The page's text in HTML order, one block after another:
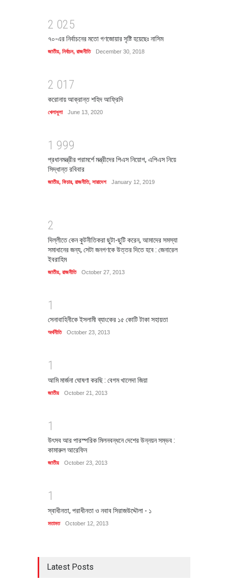
2 025
৭০-এর নির্বাচনের মতো গণজোয়ার সৃষ্টি হয়েছেঃ নাসিম
জাতীয়, নির্বাচন, রাজনীতি December 30, 2018
2 01 7
করোনায় আক্রান্ত শহিদ আফ্রিদি
খেলাধুলা June 13, 2020
1 999
প্রধানমন্ত্রীর পরামর্শে মন্ত্রীদের পিএস নিয়োগ, এপিএস নিয়ে
সিদ্ধান্ত রবিবার
জাতীয়, ফিচার, রাজনীতি, সারাদেশ January 12, 2019
2
দিল্লীতে কেন কুটনীতিকরা ছুটা-ছুটি করেন, আমাদের সমস্যা
সমাধানের জন্য, সেটা জনগণকে উত্তর দিতে হবে : জেনারেল
ইবরাহিম
জাতীয়, রাজনীতি October 27, 2013
1
সেনাবাহিনীকে ইসলামী ব্যাংকের ১৫ কোটি টাকা সহায়তা
অর্থনীতি October 23, 2013
1
আমি মার্জনা ঘোষণা করছি : বেগম খালেদা জিয়া
জাতীয় October 21, 2013
1
উৎসব আর পারস্পরিক মিলনবন্ধনে দেশের উন্নয়ন সম্ভব :
কামারুল আরেফিন
জাতীয় October 23, 2013
1
স্বাধীনতা, পরাধীনতা ও নবাব সিরাজউদ্দৌলা - ১
মতামত October 12, 2013
Latest Posts